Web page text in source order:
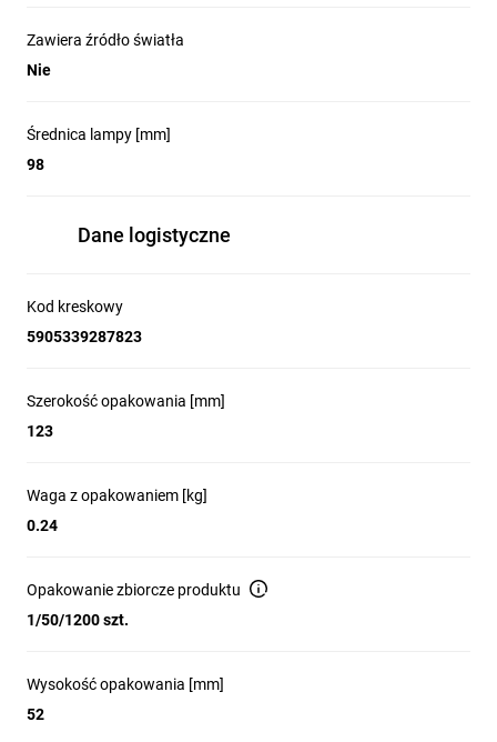
Zawiera źródło światła
Nie
Średnica lampy [mm]
98
Dane logistyczne
Kod kreskowy
5905339287823
Szerokość opakowania [mm]
123
Waga z opakowaniem [kg]
0.24
Opakowanie zbiorcze produktu
1/50/1200 szt.
Wysokość opakowania [mm]
52